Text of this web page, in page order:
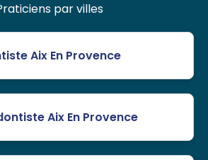
par villes
Aix En Provence
Aix En Provence